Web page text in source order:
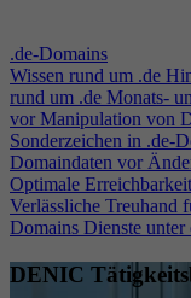
.de-Domains
Wissen rund um .de
rund um .de Monats-
vor Manipulation von
Sonderzeichen in .de-
Domaindaten vor
Optimale
Verlässliche Treuhand
Domains Dienste
DENIC